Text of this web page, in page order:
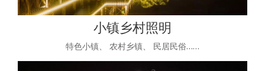
小镇乡村照明
特色小镇、 农村乡镇、 民居民俗……